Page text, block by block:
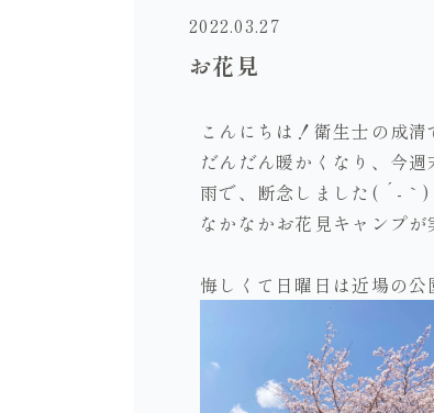
2022.03.27
お花見
こんにちは！衛生士の成清
だんだん暖かくなり、今
雨で、断念しました( ´-｀)
なかなかお花見キャンプ
悔しくて日曜日は近場の